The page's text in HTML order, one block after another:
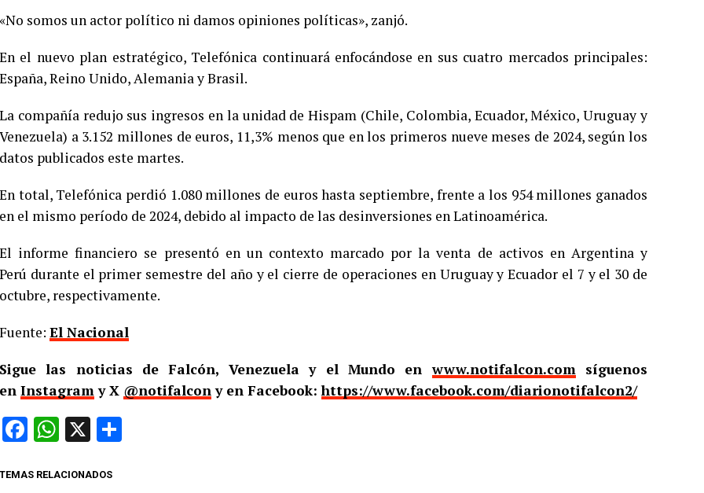
«No somos un actor político ni damos opiniones políticas», zanjó.
En el nuevo plan estratégico, Telefónica continuará enfocándose en sus cuatro mercados principales:
España, Reino Unido, Alemania y Brasil.
La compañía redujo sus ingresos en la unidad de Hispam (Chile, Colombia, Ecuador, México, Uruguay y
Venezuela) a 3.152 millones de euros, 11,3% menos que en los primeros nueve meses de 2024, según los
datos publicados este martes.
En total, Telefónica perdió 1.080 millones de euros hasta septiembre, frente a los 954 millones ganados
en el mismo período de 2024, debido al impacto de las desinversiones en Latinoamérica.
El informe financiero se presentó en un contexto marcado por la venta de activos en Argentina y
Perú durante el primer semestre del año y el cierre de operaciones en Uruguay y Ecuador el 7 y el 30 de
octubre, respectivamente.
Fuente: El Nacional
Sigue las noticias de Falcón, Venezuela y el Mundo enwww.notifalcon.comsíguenos
en Instagramy X @notifalcony en Facebook:https://www.facebook.com/diarionotifalcon2/
Facebook
WhatsApp
X
TEMAS RELACIONADOS